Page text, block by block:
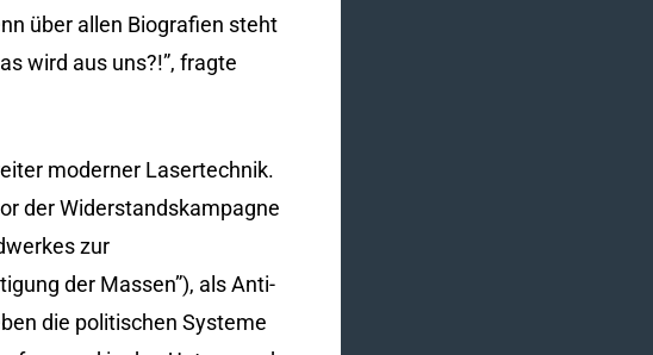
über allen Biografien steht
wird aus uns?!”, fragte
moderner Lasertechnik.
der Widerstandskampagne
zur
der Massen”), als Anti-
die politischen Systeme